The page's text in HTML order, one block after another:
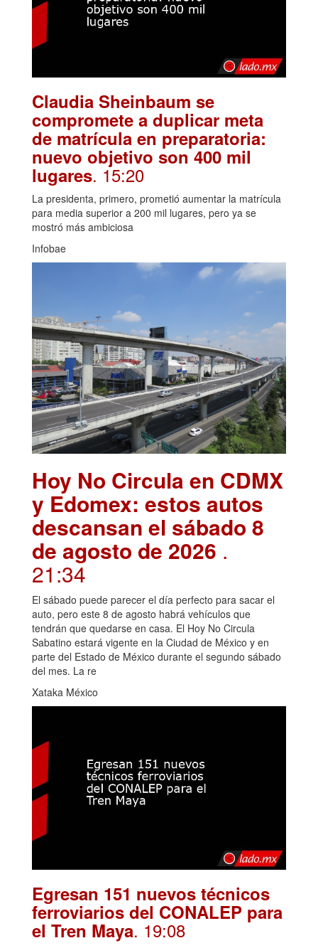
Claudia Sheinbaum se
compromete a duplicar meta
de matrícula en preparatoria:
nuevo objetivo son 400 mil
lugares. 15:20
La presidenta, primero, prometió aumentar la matrícula
para media superior a 200 mil lugares, pero ya se
mostró más ambiciosa
Infobae
Hoy No Circula en CDMX
y Edomex: estos autos
descansan el sábado 8
de agosto de 2026 .
21:34
El sábado puede parecer el día perfecto para sacar el
auto, pero este 8 de agosto habrá vehículos que
tendrán que quedarse en casa. El Hoy No Circula
Sabatino estará vigente en la Ciudad de México y en
parte del Estado de México durante el segundo sábado
del mes. La re
Xataka México
Egresan 151 nuevos técnicos
ferroviarios del CONALEP para
el Tren Maya. 19:08